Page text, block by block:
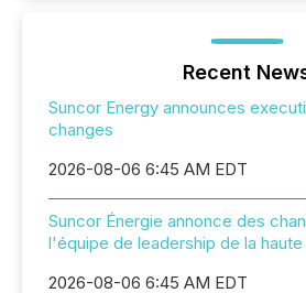
Recent
Suncor Energy announces
changes
2026-08-06 6:45 AM EDT
Suncor Énergie annonce des
l'équipe de leadership de la
2026-08-06 6:45 AM EDT